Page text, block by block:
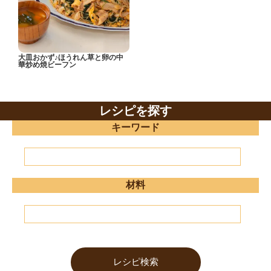
大皿おかず♪ほうれん草と卵の中
華炒め焼ビーフン
レシピを探す
キーワード
材料